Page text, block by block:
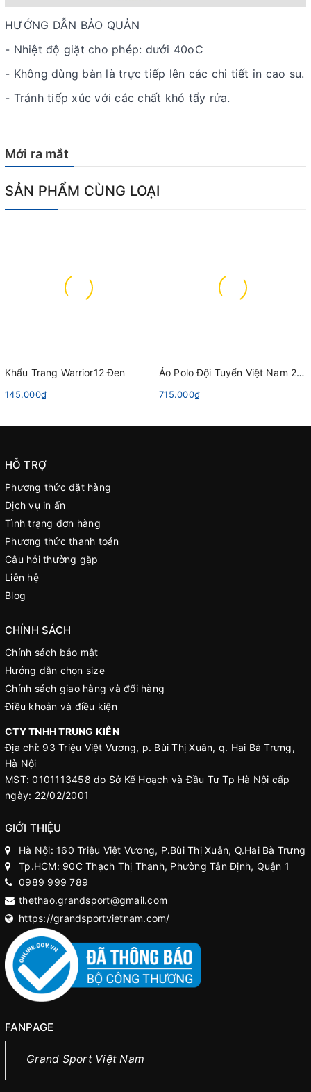
HƯỚNG DẪN BẢO QUẢN
- Nhiệt độ giặt cho phép: dưới 40oC
- Không dùng bàn là trực tiếp lên các chi tiết in cao su.
- Tránh tiếp xúc với các chất khó tẩy rửa.
Mới ra mắt
SẢN PHẨM CÙNG LOẠI
Khẩu Trang Warrior12 Đen
145.000₫
Áo Polo Đội Tuyển Việt Nam 2023 Grand Sport 022053 Xanh Da Trời
715.000₫
HỖ TRỢ
Phương thức đặt hàng
Dịch vụ in ấn
Tình trạng đơn hàng
Phương thức thanh toán
Câu hỏi thường gặp
Liên hệ
Blog
CHÍNH SÁCH
Chính sách bảo mật
Hướng dẫn chọn size
Chính sách giao hàng và đổi hàng
Điều khoản và điều kiện
CTY TNHH TRUNG KIÊN
Địa chỉ: 93 Triệu Việt Vương, p. Bùi Thị Xuân, q. Hai Bà Trưng,
Hà Nội
MST: 0101113458 do Sở Kế Hoạch và Đầu Tư Tp Hà Nội cấp
ngày: 22/02/2001
GIỚI THIỆU
Hà Nội: 160 Triệu Việt Vương, P.Bùi Thị Xuân, Q.Hai Bà Trưng
Tp.HCM: 90C Thạch Thị Thanh, Phường Tân Định, Quận 1
0989 999 789
thethao.grandsport@gmail.com
https://grandsportvietnam.com/
FANPAGE
Grand Sport Việt Nam